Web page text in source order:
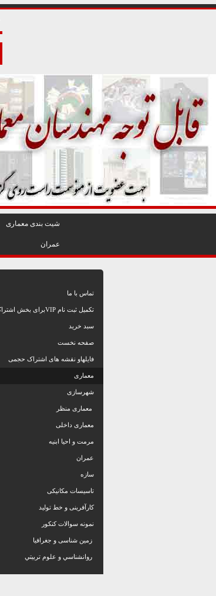
شيت بندی معماری
عمران
تماس با ما
تکمیل ثبت نام VIPبرای بخش اشتراکیها
سبد خرید
صفحه نخست
فایلهاو نقشه های اشتراک حجمی
معماری
شهرسازی
معماری منظر
معماری داخلی
مرمت و احیا ابنیه
عمران
سازه
تاسیسات مکانیکی
کارآفرینی و خط تولید
نمونه سوالات کنکور
زمین شناسی و جغرافیا
روانشناسي و علوم تربيتي